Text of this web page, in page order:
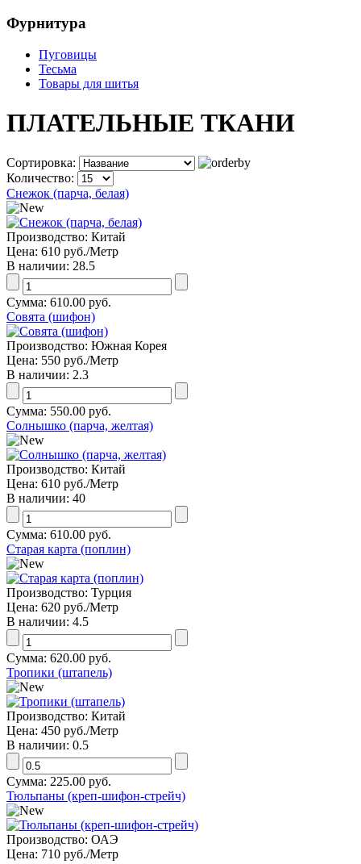
Фурнитура
Пуговицы
Тесьма
Товары для шитья
ПЛАТЕЛЬНЫЕ ТКАНИ
Сортировка:
Количество:
Снежок (парча, белая)
Производство: Китай
Цена: 610 руб./Метр
В наличии: 28.5
Сумма: 610.00 руб.
Совята (шифон)
Производство: Южная Корея
Цена: 550 руб./Метр
В наличии: 2.3
Сумма: 550.00 руб.
Солнышко (парча, желтая)
Производство: Китай
Цена: 610 руб./Метр
В наличии: 40
Сумма: 610.00 руб.
Старая карта (поплин)
Производство: Турция
Цена: 620 руб./Метр
В наличии: 4.5
Сумма: 620.00 руб.
Тропики (штапель)
Производство: Китай
Цена: 450 руб./Метр
В наличии: 0.5
Сумма: 225.00 руб.
Тюльпаны (креп-шифон-стрейч)
Производство: ОАЭ
Цена: 710 руб./Метр